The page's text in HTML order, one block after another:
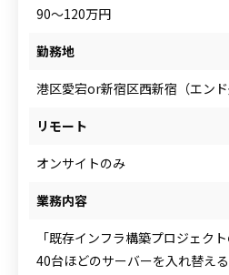
90～120万円
勤務地
港区愛宕or新宿区西新宿（エンド
リモート
オンサイトのみ
業務内容
「既存インフラ構築プロジェクト
40台ほどのサーバーを入れ替え